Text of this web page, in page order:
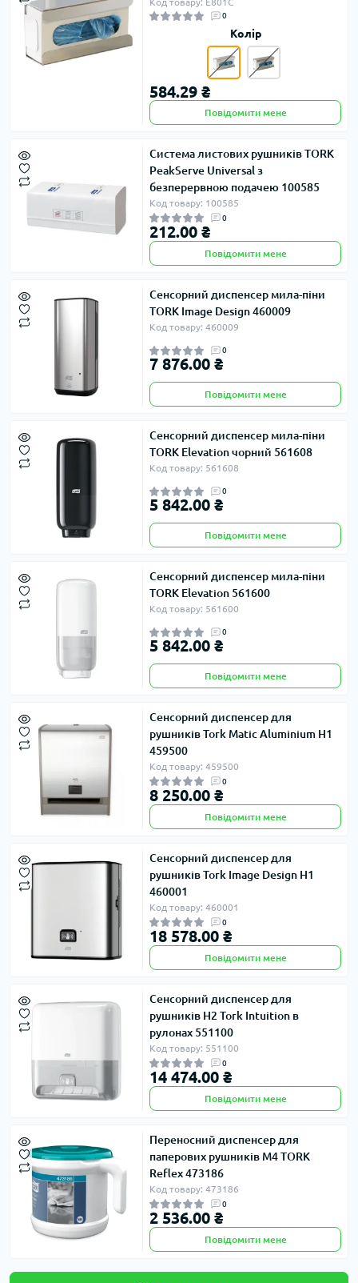
Код товару: E801C
0
Колір
584.29 ₴
Повідомити мене
Система листових рушників TORK
PeakServe Universal з
безперервною подачею 100585
Код товару: 100585
0
212.00 ₴
Повідомити мене
Сенсорний диспенсер мила-піни
TORK Image Design 460009
Код товару: 460009
0
7 876.00 ₴
Повідомити мене
Сенсорний диспенсер мила-піни
TORK Elevation чорний 561608
Код товару: 561608
0
5 842.00 ₴
Повідомити мене
Сенсорний диспенсер мила-піни
TORK Elevation 561600
Код товару: 561600
0
5 842.00 ₴
Повідомити мене
Сенсорний диспенсер для
рушників Tork Matic Aluminium H1
459500
Код товару: 459500
0
8 250.00 ₴
Повідомити мене
Сенсорний диспенсер для
рушників Tork Image Design H1
460001
Код товару: 460001
0
18 578.00 ₴
Повідомити мене
Сенсорний диспенсер для
рушників H2 Tork Intuition в
рулонах 551100
Код товару: 551100
0
14 474.00 ₴
Повідомити мене
Переносний диспенсер для
паперових рушників M4 TORK
Reflex 473186
Код товару: 473186
0
2 536.00 ₴
Повідомити мене